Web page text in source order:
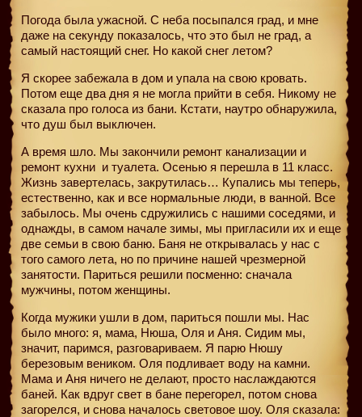
Погода была ужасной. С неба посыпался град, и мне
даже на секунду показалось, что это был не град, а
самый настоящий снег. Но какой снег летом?
Я скорее забежала в дом и упала на свою кровать.
Потом еще два дня я не могла прийти в себя. Никому не
сказала про голоса из бани. Кстати, наутро обнаружила,
что душ был выключен.
А время шло. Мы закончили ремонт канализации и
ремонт кухни и туалета. Осенью я перешла в 11 класс.
Жизнь завертелась, закрутилась… Купались мы теперь,
естественно, как и все нормальные люди, в ванной. Все
забылось. Мы очень сдружились с нашими соседями, и
однажды, в самом начале зимы, мы пригласили их и еще
две семьи в свою баню. Баня не открывалась у нас с
того самого лета, но по причине нашей чрезмерной
занятости. Париться решили посменно: сначала
мужчины, потом женщины.
Когда мужики ушли в дом, париться пошли мы. Нас
было много: я, мама, Нюша, Оля и Аня. Сидим мы,
значит, паримся, разговариваем. Я парю Нюшу
березовым веником. Оля подливает воду на камни.
Мама и Аня ничего не делают, просто наслаждаются
баней. Как вдруг свет в бане перегорел, потом снова
загорелся, и снова началось световое шоу. Оля сказала: